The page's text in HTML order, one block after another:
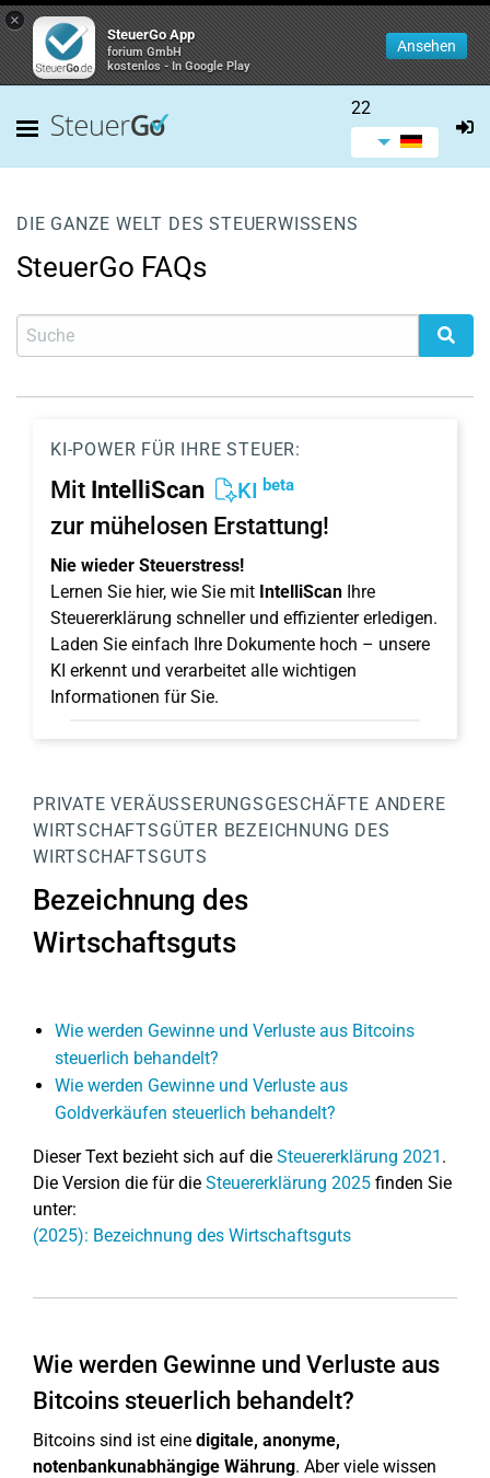
×
SteuerGo App
forium GmbH
kostenlos - In Google Play
Ansehen
22
DIE GANZE WELT DES STEUERWISSENS
SteuerGo FAQs
KI-POWER FÜR IHRE STEUER:
Mit IntelliScan KI beta
zur mühelosen Erstattung!
Nie wieder Steuerstress!
Lernen Sie hier, wie Sie mit IntelliScan Ihre
Steuererklärung schneller und effizienter erledigen.
Laden Sie einfach Ihre Dokumente hoch – unsere
KI erkennt und verarbeitet alle wichtigen
Informationen für Sie.
PRIVATE VERÄUSSERUNGSGESCHÄFTE
ANDERE
WIRTSCHAFTSGÜTER BEZEICHNUNG DES
WIRTSCHAFTSGUTS
Bezeichnung des
Wirtschaftsguts
Wie werden Gewinne und Verluste aus Bitcoins
steuerlich behandelt?
Wie werden Gewinne und Verluste aus
Goldverkäufen steuerlich behandelt?
Dieser Text bezieht sich auf die Steuererklärung 2021 .
Die Version die für die Steuererklärung 2025 finden Sie
unter:
(2025): Bezeichnung des Wirtschaftsguts
Wie werden Gewinne und Verluste aus
Bitcoins steuerlich behandelt?
Bitcoins sind ist eine digitale, anonyme,
notenbankunabhängige Währung. Aber viele wissen